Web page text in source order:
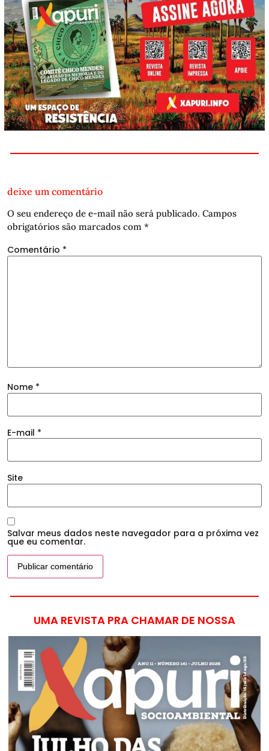
deixe um comentário
O seu endereço de e-mail não será publicado. Campos
obrigatórios são marcados com *
Comentário *
Nome *
E-mail *
Site
Salvar meus dados neste navegador para a próxima vez
que eu comentar.
UMA REVISTA PRA CHAMAR DE NOSSA